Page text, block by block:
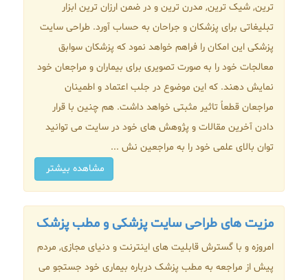
ترین, شیک ترین, مدرن ترین و در ضمن ارزان ترین ابزار
تبلیغاتی برای پزشکان و جراحان به حساب آورد. طراحی سایت
پزشکی این امکان را فراهم خواهد نمود که پزشکان سوابق
معالجات خود را به صورت تصویری برای بیماران و مراجعان خود
نمایش دهند. که این موضوع در جلب اعتماد و اطمینان
مراجعان قطعاً تاثیر مثبتی خواهد داشت. هم چنین با قرار
دادن آخرین مقالات و پژوهش های خود در سایت می توانید
توان بالای علمی خود را به مراجعین نش ...
مشاهده بیشتر
مزیت های طراحی سایت پزشکی و مطب پزشک
امروزه و با گسترش قابلیت های اینترنت و دنیای مجازی, مردم
پیش از مراجعه به مطب پزشک درباره بیماری خود جستجو می